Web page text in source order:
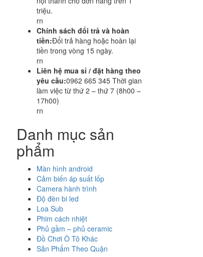
triệu.
rn
Chính sách đổi trả và hoàn
tiền:Đổi trả hàng hoặc hoàn lại
tiền trong vòng 15 ngày.
rn
Liên hệ mua sỉ / đặt hàng theo
yêu cầu:0962 665 345 Thời gian
làm việc từ thứ 2 – thứ 7 (8h00 –
17h00)
rn
Danh mục sản
phẩm
Màn hình android
Cảm biến áp suất lốp
Camera hành trình
Độ đèn bi led
Loa Sub
Phim cách nhiệt
Phủ gầm – phủ ceramic
Đồ Chơi Ô Tô Khác
Sản Phẩm Theo Quận